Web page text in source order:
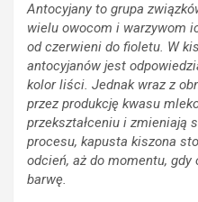
Antocyjany to grupa
wielu owocom i warzywom
od czerwieni do fioletu. W
antocyjanów jest
kolor liści. Jednak wraz z
przez produkcję kwasu
przekształceniu i zmieniają
procesu, kapusta kiszona
odcień, aż do momentu,
barwę.